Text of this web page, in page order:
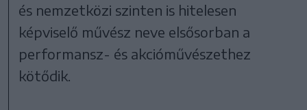
és nemzetközi szinten is hitelesen
képviselő művész neve elsősorban a
performansz- és akcióművészethez
kötődik.